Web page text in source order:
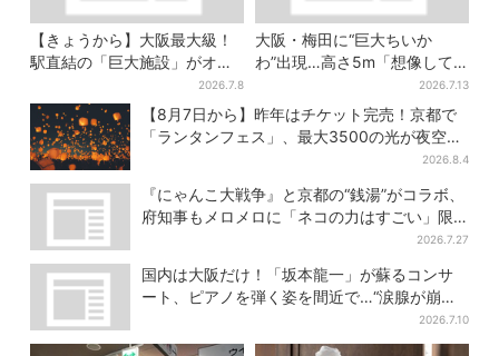
【きょうから】大阪最大級！
駅直結の「巨大施設」がオー
プン、誰でも行ける“無料の屋
上庭園”も
2026.7.8
大阪・梅田に“巨大ちいか
わ”出現…高さ5m「想像して
たより結構デカい」「ちい
さ…くはない」
2026.7.13
【8月7日から】昨年はチケット完売！京都で
「ランタンフェス」、最大3500の光が夜空
2026.8.4
『にゃんこ大戦争』と京都の“銭湯”がコラボ、
府知事もメロメロに「ネコの力はすごい」限
2026.7.27
国内は大阪だけ！「坂本龍一」が蘇るコンサ
ート、ピアノを弾く姿を間近で…“涙腺が崩
2026.7.10